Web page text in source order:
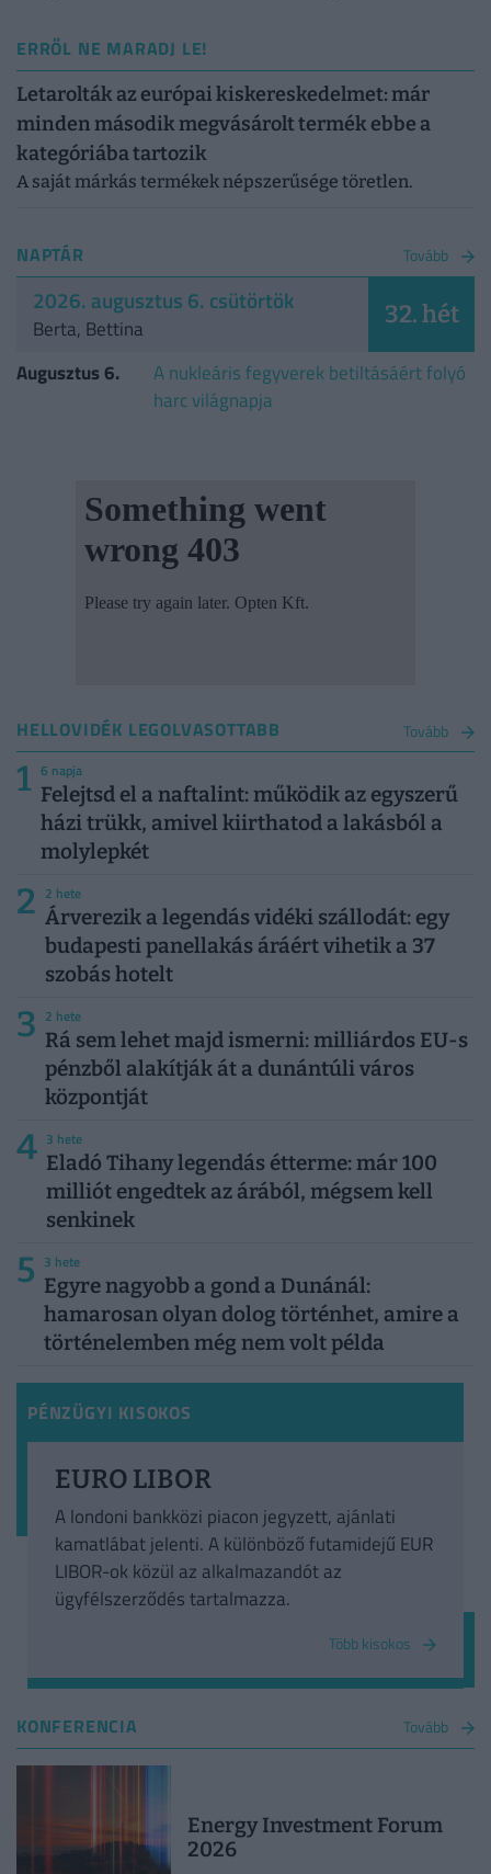
ERRŐL NE MARADJ LE!
Letarolták az európai kiskereskedelmet: már
minden második megvásárolt termék ebbe a
kategóriába tartozik
A saját márkás termékek népszerűsége töretlen.
NAPTÁR Tovább
2026. augusztus 6. csütörtök
Berta, Bettina 32. hét
Augusztus 6.
A nukleáris fegyverek betiltásáért folyó
harc világnapja
HELLOVIDÉK LEGOLVASOTTABB Tovább
1 6 napja
Felejtsd el a naftalint: működik az egyszerű
házi trükk, amivel kiirthatod a lakásból a
molylepkét
2 2 hete
Árverezik a legendás vidéki szállodát: egy
budapesti panellakás áráért vihetik a 37
szobás hotelt
3 2 hete
Rá sem lehet majd ismerni: milliárdos EU-s
pénzből alakítják át a dunántúli város
központját
4 3 hete
Eladó Tihany legendás étterme: már 100
milliót engedtek az árából, mégsem kell
senkinek
5 3 hete
Egyre nagyobb a gond a Dunánál:
hamarosan olyan dolog történhet, amire a
történelemben még nem volt példa
PÉNZÜGYI KISOKOS
EURO LIBOR
A londoni bankközi piacon jegyzett, ajánlati
kamatlábat jelenti. A különböző futamidejű EUR
LIBOR-ok közül az alkalmazandót az
ügyfélszerződés tartalmazza.
Több kisokos
KONFERENCIA Tovább
Energy Investment Forum
2026